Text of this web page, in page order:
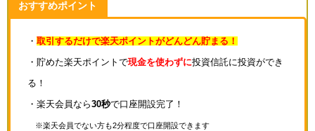
おすすめポイント
・ 取引するだけで楽天ポイントがどんどん貯まる！
・貯めた楽天ポイントで現金を使わずに投資信託に投資ができ
る！
・楽天会員なら30秒で口座開設完了！
※楽天会員でない方も2分程度で口座開設できます